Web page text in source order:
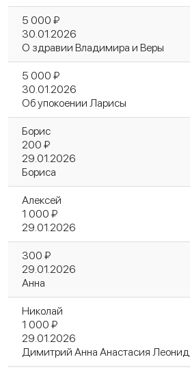
5 000 ₽
30.01.2026
О здравии Владимира и Веры
5 000 ₽
30.01.2026
Об упокоении Ларисы
Борис
200 ₽
29.01.2026
Бориса
Алексей
1 000 ₽
29.01.2026
300 ₽
29.01.2026
Анна
Николай
1 000 ₽
29.01.2026
Димитрий Анна Анастасия Леонид